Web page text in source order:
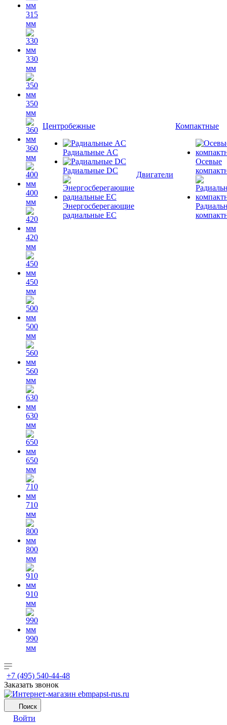
315
мм
330
мм
350
мм
360
мм
400
мм
420
мм
450
мм
500
мм
560
мм
630
мм
650
мм
710
мм
800
мм
910
мм
990
мм
Центробежные
Радиальные AC
Радиальные DC
Энергосберегающие
радиальные EC
Двигатели
Компактные
Осевые
+7 (495) 540-44-48
Заказать звонок
Поиск
Войти